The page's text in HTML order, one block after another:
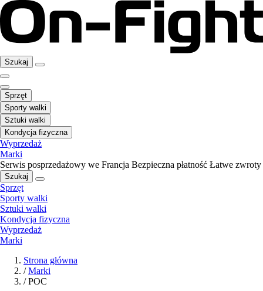
Szukaj
Sprzęt
Sporty walki
Sztuki walki
Kondycja fizyczna
Wyprzedaż
Marki
Serwis posprzedażowy we Francja Bezpieczna płatność Łatwe zwroty
Szukaj
Sprzęt
Sporty walki
Sztuki walki
Kondycja fizyczna
Wyprzedaż
Marki
Strona główna
/ Marki
/ POC